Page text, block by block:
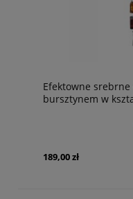
Efektowne srebrne
bursztynem w
189,00 zł